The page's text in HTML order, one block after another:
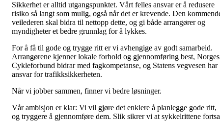
Sikkerhet er alltid utgangspunktet. Vårt felles ansvar er å redusere
risiko så langt som mulig, også når det er krevende. Den
veilederen skal bidra til nettopp dette, og gi både arrangører og
myndigheter et bedre grunnlag for å lykkes.
For å få til gode og trygge ritt er vi avhengige av godt samarbeid.
Arrangørene kjenner lokale forhold og gjennomføring best, Norges
Cykleforbund bidrar med fagkompetanse, og Statens vegvesen har
ansvar for trafikksikkerheten.
Når vi jobber sammen, finner vi bedre løsninger.
Vår ambisjon er klar: Vi vil gjøre det enklere å planlegge gode ritt,
og tryggere å gjennomføre dem. Slik sikrer vi at sykkelrittene